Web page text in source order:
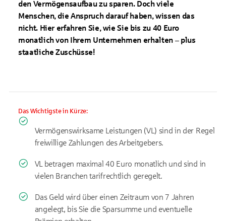
den Vermögensaufbau zu sparen. Doch viele
Menschen, die Anspruch darauf haben, wissen das
nicht. Hier erfahren Sie, wie Sie bis zu 40 Euro
monatlich von Ihrem Unternehmen erhalten – plus
staatliche Zuschüsse!
Das Wichtigste in Kürze:
Vermögenswirksame Leistungen (VL) sind in der Regel
freiwillige Zahlungen des Arbeitgebers.
VL betragen maximal 40 Euro monatlich und sind in
vielen Branchen tarifrechtlich geregelt.
Das Geld wird über einen Zeitraum von 7 Jahren
angelegt, bis Sie die Sparsumme und eventuelle